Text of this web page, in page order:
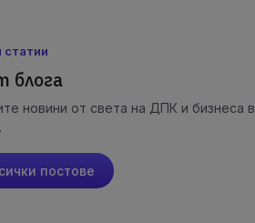
статии
блога
новини от света на ДПК и бизнеса в
постове